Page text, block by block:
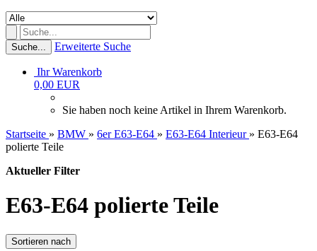
Suche... Erweiterte Suche
Ihr Warenkorb
0,00 EUR
Sie haben noch keine Artikel in Ihrem Warenkorb.
Startseite » BMW » 6er E63-E64 » E63-E64 Interieur » E63-E64
polierte Teile
Aktueller Filter
E63-E64 polierte Teile
Sortieren nach